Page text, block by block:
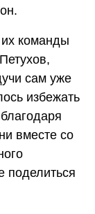
команды
сам уже
избежать
вместе со
поделиться